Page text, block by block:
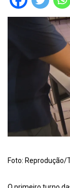
Foto: Reprodução/